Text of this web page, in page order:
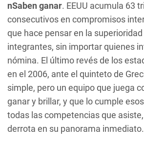
nSaben ganar. EEUU acumula 63
consecutivos en compromisos
que hace pensar en la
integrantes, sin importar quienes
nómina. El último revés de los
en el 2006, ante el quinteto de
simple, pero un equipo que juega
ganar y brillar, y que lo cumple
todas las competencias que
derrota en su panorama